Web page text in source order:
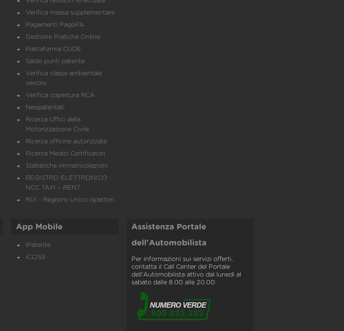
Verifica massa supplementare
Pagamenti PagoPA
Gestione Pratiche Online
Piattaforma CUDE
Saldo punti patente
Verifica classe ambientale
veicolo
Verifica copertura RCA
Neopatentati
Ricerca Uffici della
Motorizzazione Civile
Ricerca officine autorizzate
Ricerca Medici Certificatori
Statistiche immatricolazioni
REGISTRO ELETTRONICO
NCC TAXI – RENT
RUI - Registro Unico Ispettori
App Mobile
iPatente
iCCISS
Assistenza Portale
dell'Automobilista
Per informazioni sui servizi offerti,
contatta il Call Center del Portale
dell'Automobilista attivo dal lunedì al
sabato dalle 8.00 alle 20.00